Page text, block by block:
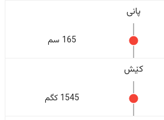
پانی
165 سم
کێش
1545 کگم